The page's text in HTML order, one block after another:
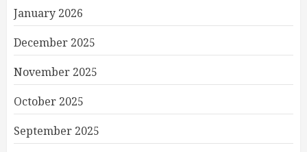
January 2026
December 2025
November 2025
October 2025
September 2025